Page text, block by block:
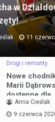
w
11
Drogi i remonty
Nowe
Marii
dostępne dla
mieszkańców
Anna Cieślak
9 czerwca